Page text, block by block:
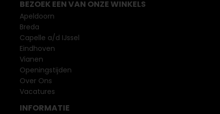
BEZOEK EEN VAN ONZE WINKELS
Apeldoorn
Breda
Capelle a/d IJssel
Eindhoven
Vianen
Openingstijden
Over Ons
Vacatures
INFORMATIE